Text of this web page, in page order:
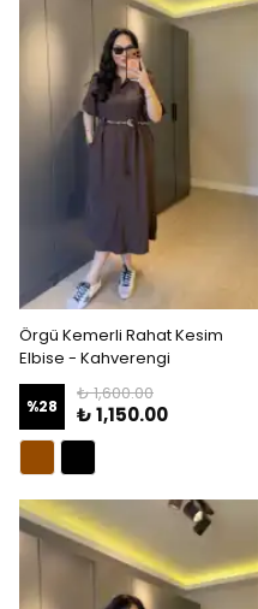
Örgü Kemerli Rahat Kesim
Elbise - Kahverengi
%28
₺ 1,600.00
₺ 1,150.00